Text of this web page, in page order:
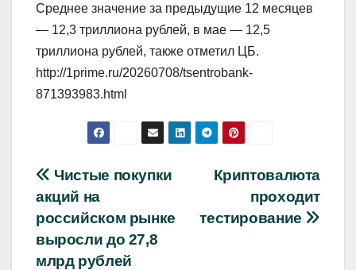
Среднее значение за предыдущие 12 месяцев
— 12,3 триллиона рублей, в мае — 12,5
триллиона рублей, также отметил ЦБ.
http://1prime.ru/20260708/tsentrobank-
871393983.html
Навигация
по
записям
Криптовалюта
проходит
тестирование
Чистые покупки
акций на
российском рынке
выросли до 27,8
млрд рублей